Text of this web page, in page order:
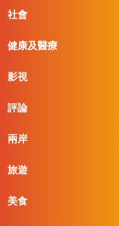
社會
健康及醫療
影視
評論
兩岸
旅遊
美食